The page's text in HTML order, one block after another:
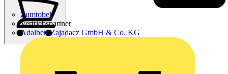
Zumtobel
Vertriebspartner
Adalbert Zajadacz GmbH & Co. KG